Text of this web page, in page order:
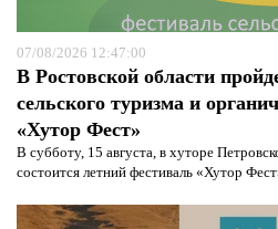
07/08/2026 12:47:00
В Ростовской области
сельского туризма и
«Хутор Фест»
В субботу, 15 августа, в хуторе
состоится летний фестиваль «Хутор